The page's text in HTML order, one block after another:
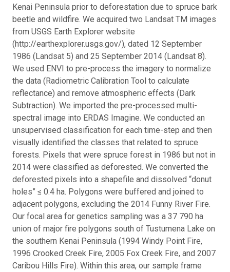
Kenai Peninsula prior to deforestation due to spruce bark
beetle and wildfire. We acquired two Landsat TM images
from USGS Earth Explorer website
(http://earthexplorer.usgs.gov/), dated 12 September
1986 (Landsat 5) and 25 September 2014 (Landsat 8).
We used ENVI to pre-process the imagery to normalize
the data (Radiometric Calibration Tool to calculate
reflectance) and remove atmospheric effects (Dark
Subtraction). We imported the pre-processed multi-
spectral image into ERDAS Imagine. We conducted an
unsupervised classification for each time-step and then
visually identified the classes that related to spruce
forests. Pixels that were spruce forest in 1986 but not in
2014 were classified as deforested. We converted the
deforested pixels into a shapefile and dissolved “donut
holes” ≤ 0.4 ha. Polygons were buffered and joined to
adjacent polygons, excluding the 2014 Funny River Fire.
Our focal area for genetics sampling was a 37 790 ha
union of major fire polygons south of Tustumena Lake on
the southern Kenai Peninsula (1994 Windy Point Fire,
1996 Crooked Creek Fire, 2005 Fox Creek Fire, and 2007
Caribou Hills Fire). Within this area, our sample frame